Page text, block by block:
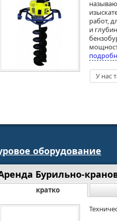
работ,
и
оборудование
Бурильно-
кратко